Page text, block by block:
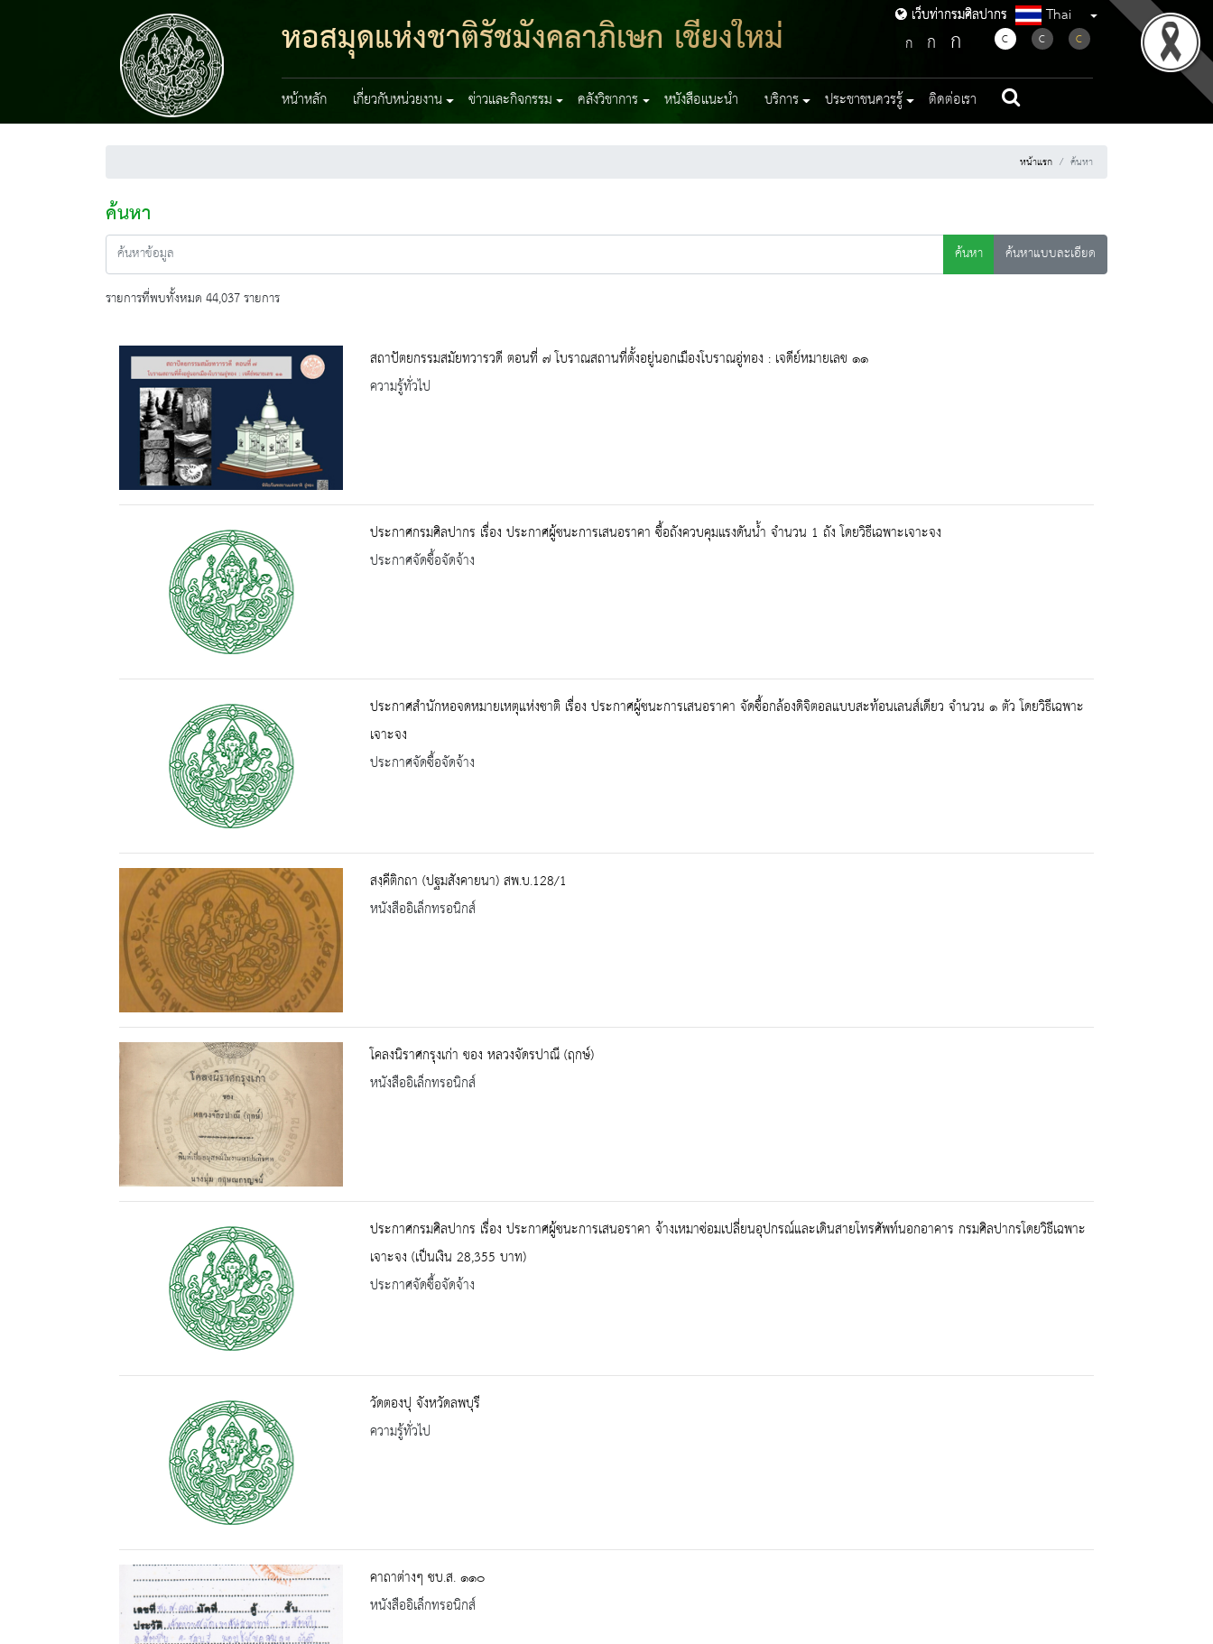
เว็บท่ากรมศิลปากร
หอสมุดแห่งชาติรัชมังคลาภิเษก เชียงใหม่ เว็บท่ากรมศิลปากร Thai
ก ก ก C C C
หน้าหลัก เกี่ยวกับหน่วยงาน ข่าวและกิจกรรม คลังวิชาการ หนังสือแนะนำ บริการ ประชาชนควรรู้ ติดต่อเรา
หน้าแรก ค้นหา
ค้นหา
ค้นหา
ค้นหาแบบละเอียด
รายการที่พบทั้งหมด 44,037 รายการ
สถาปัตยกรรมสมัยทวารวดี ตอนที่ ๗ โบราณสถานที่ตั้งอยู่นอกเมืองโบราณอู่ทอง : เจดีย์หมายเลข ๑๑
ความรู้ทั่วไป
ประกาศกรมศิลปากร เรื่อง ประกาศผู้ชนะการเสนอราคา ซื้อถังควบคุมแรงดันน้ำ จำนวน 1 ถัง โดยวิธีเฉพาะเจาะจง
ประกาศจัดซื้อจัดจ้าง
ประกาศสำนักหอจดหมายเหตุแห่งชาติ เรื่อง ประกาศผู้ชนะการเสนอราคา จัดซื้อกล้องดิจิตอลแบบสะท้อนเลนส์เดียว จำนวน ๑ ตัว โดยวิธีเฉพาะ
เจาะจง
ประกาศจัดซื้อจัดจ้าง
สงฺคีติกถา (ปฐมสังคายนา) สพ.บ.128/1
หนังสืออิเล็กทรอนิกส์
โคลงนิราศกรุงเก่า ของ หลวงจัดรปาณี (ฤกษ์)
หนังสืออิเล็กทรอนิกส์
ประกาศกรมศิลปากร เรื่อง ประกาศผู้ชนะการเสนอราคา จ้างเหมาซ่อมเปลี่ยนอุปกรณ์และเดินสายโทรศัพท์นอกอาคาร กรมศิลปากรโดยวิธีเฉพาะ
เจาะจง (เป็นเงิน 28,355 บาท)
ประกาศจัดซื้อจัดจ้าง
วัดตองปุ จังหวัดลพบุรี
ความรู้ทั่วไป
คาถาต่างๆ ชบ.ส. ๑๑๐
หนังสืออิเล็กทรอนิกส์